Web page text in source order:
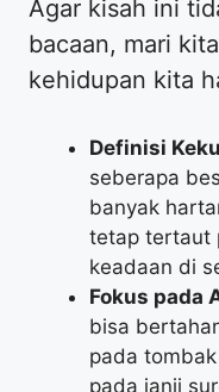
​Agar kisah ini
bacaan, mari
kehidupan kita
Definisi
seberapa
banyak
tetap tertaut
keadaan di
Fokus pada
bisa
pada
pada janji